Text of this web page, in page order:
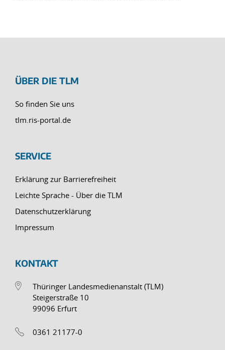
ÜBER DIE TLM
So finden Sie uns
tlm.ris-portal.de
SERVICE
Erklärung zur Barrierefreiheit
Leichte Sprache - Über die TLM
Datenschutzerklärung
Impressum
KONTAKT
Thüringer Landesmedienanstalt (TLM)
Steigerstraße 10
99096 Erfurt
0361 21177-0